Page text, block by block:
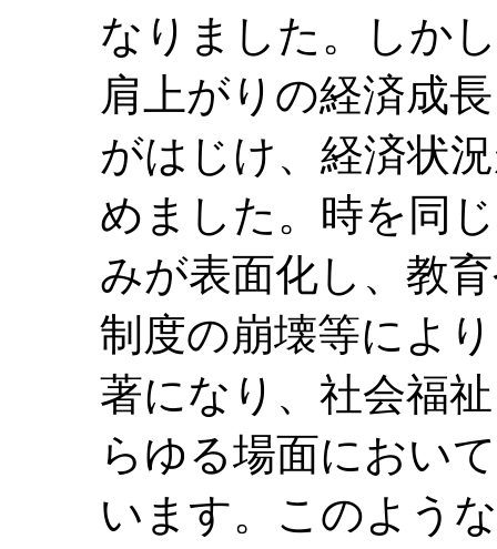
なりました。しか
肩上がりの経済成
がはじけ、経済状
めました。時を同
みが表面化し、教
制度の崩壊等によ
著になり、社会福
らゆる場面におい
います。このよう